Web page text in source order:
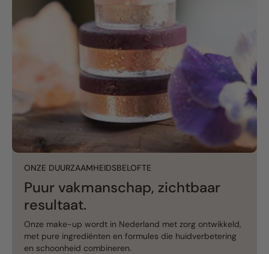
ONZE DUURZAAMHEIDSBELOFTE
Puur vakmanschap, zichtbaar
resultaat.
Onze make-up wordt in Nederland met zorg ontwikkeld,
met pure ingrediënten en formules die huidverbetering
en schoonheid combineren.